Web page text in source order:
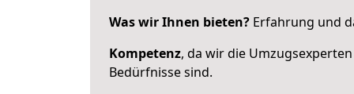
Was wir Ihnen bieten? Erfahrung und
Kompetenz, da wir die
Bedürfnisse sind.